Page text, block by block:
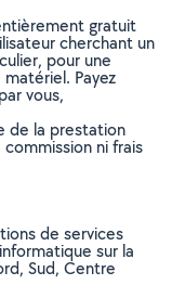
gratuit
cherchant un
pour une
Payez
vous,
de la prestation
ni frais
de services
sur la
Sud, Centre